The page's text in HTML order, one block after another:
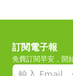
訂閱電子報
免費訂閱早安，開